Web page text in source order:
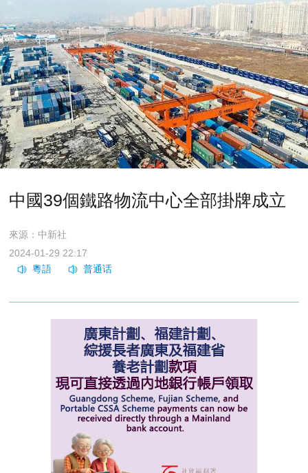
中國39個鐵路物流中心全部掛牌成立
來源：中新社
2024-01-29 22:17